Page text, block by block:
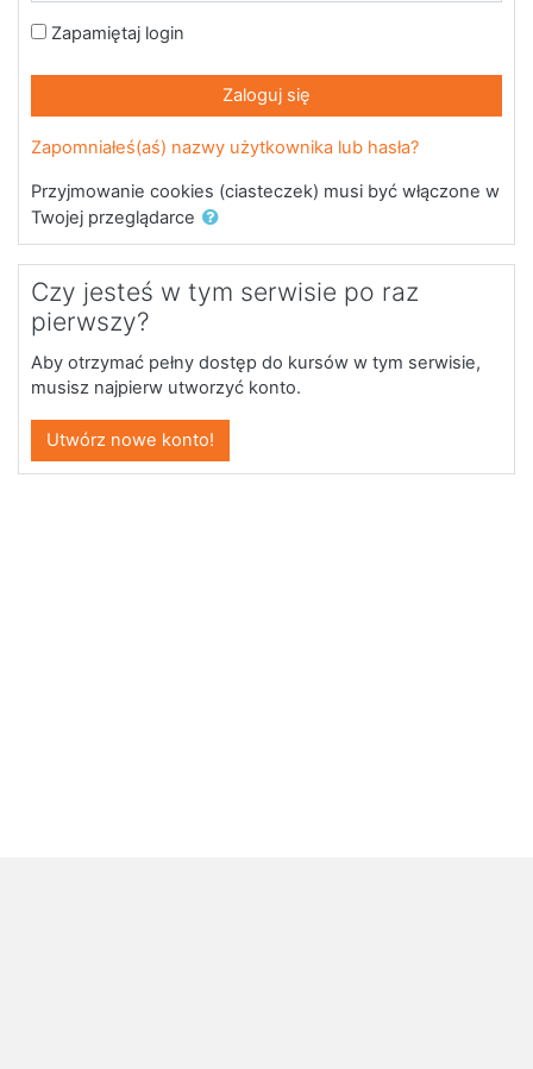
Zapamiętaj login
Zaloguj się
Zapomniałeś(aś) nazwy użytkownika lub hasła?
Przyjmowanie cookies (ciasteczek) musi być włączone w
Twojej przeglądarce
Czy jesteś w tym serwisie po raz
pierwszy?
Aby otrzymać pełny dostęp do kursów w tym serwisie,
musisz najpierw utworzyć konto.
Utwórz nowe konto!